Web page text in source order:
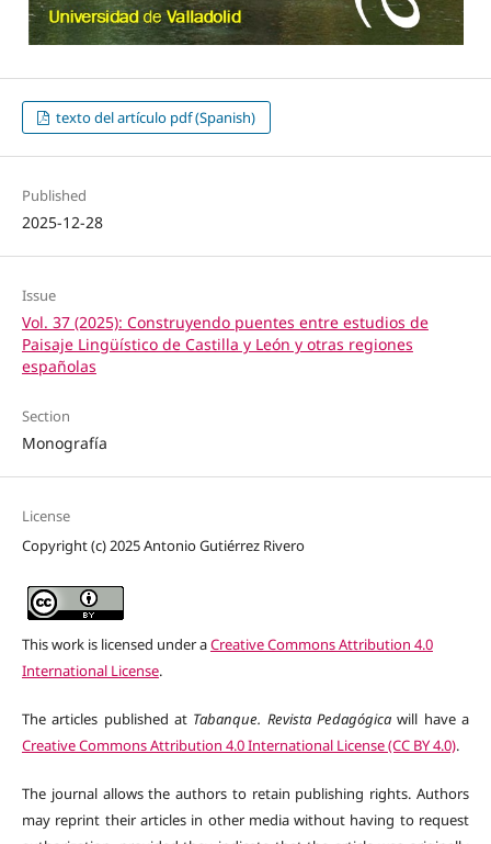
texto del artículo pdf (Spanish)
Published
2025-12-28
Issue
Vol. 37 (2025): Construyendo puentes entre estudios de
Paisaje Lingüístico de Castilla y León y otras regiones
españolas
Section
Monografía
License
Copyright (c) 2025 Antonio Gutiérrez Rivero
This work is licensed under aCreative Commons Attribution 4.0
International License.
The articles published at Tabanque. Revista Pedagógica will have a
Creative Commons Attribution 4.0 International License (CC BY 4.0).
The journal allows the authors to retain publishing rights. Authors
may reprint their articles in other media without having to request